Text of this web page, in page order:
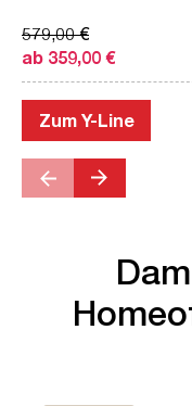
ab 359,00 €
579,00 €
Zum Y-Line